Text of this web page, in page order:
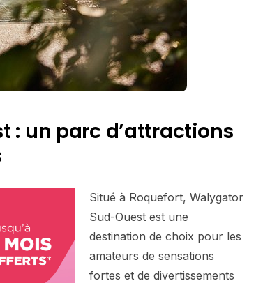
: un parc d’attractions
Situé à Roquefort, Walygator
Sud-Ouest est une
destination de choix pour les
amateurs de sensations
fortes et de divertissements